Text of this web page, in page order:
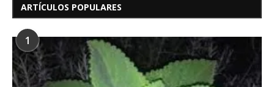
ARTÍCULOS POPULARES
1